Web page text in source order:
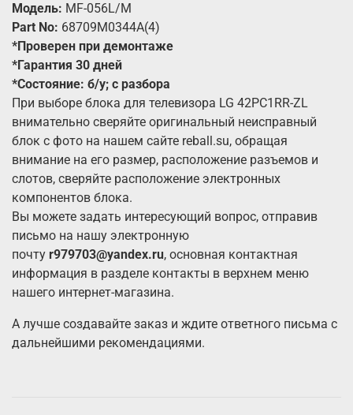
Модель: MF-056L/M
Part No: 68709M0344A(4)
*Проверен при демонтаже
*Гарантия 30 дней
*Состояние: б/у; с разбора
При выборе блока для телевизора LG 42PC1RR-ZL
внимательно сверяйте оригинальный неисправный
блок с фото на нашем сайте reball.su, обращая
внимание на его размер, расположение разъемов и
слотов, сверяйте расположение электронных
компонентов блока.
Вы можете задать интересующий вопрос, отправив
письмо на нашу электронную
почту r979703@yandex.ru, основная контактная
информация в разделе контакты в верхнем меню
нашего интернет-магазина.
А лучше создавайте заказ и ждите ответного письма с
дальнейшими рекомендациями.